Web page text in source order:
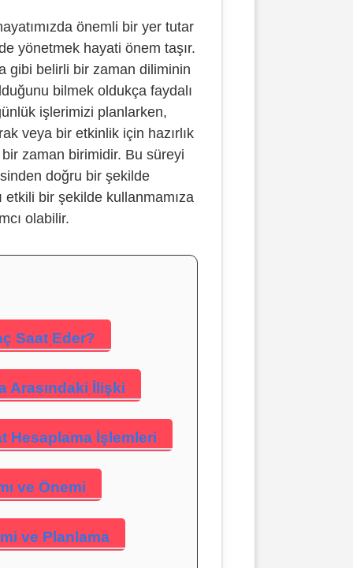
önemli bir yer tutar
yönetmek hayati önem taşır.
gibi belirli bir zaman diliminin
bilmek oldukça faydalı
işlerimizi planlarken,
veya bir etkinlik için hazırlık
bir zaman birimidir. Bu süreyi
doğru bir şekilde
bir şekilde kullanmamıza
olabilir.
Saat Eder?
Arasındaki İlişki
Hesaplama İşlemleri
ve Önemi
ve Planlama